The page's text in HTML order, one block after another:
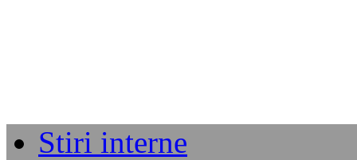
Stiri interne